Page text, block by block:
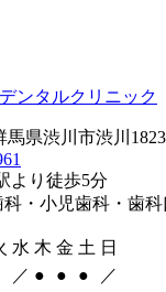
馬県渋川市渋川
より徒歩5分
科・小児歯科・歯
水 木 金 土 日
／ ● ● ●
／